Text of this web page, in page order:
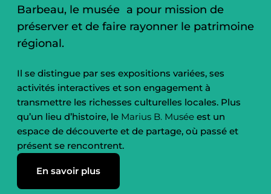
Barbeau, le musée a pour mission de
préserver et de faire rayonner le patrimoine
régional.
Il se distingue par ses expositions variées, ses
activités interactives et son engagement à
transmettre les richesses culturelles locales. Plus
qu’un lieu d’histoire, le Marius B. Muséeest un
espace de découverte et de partage, où passé et
présent se rencontrent.
En savoir plus